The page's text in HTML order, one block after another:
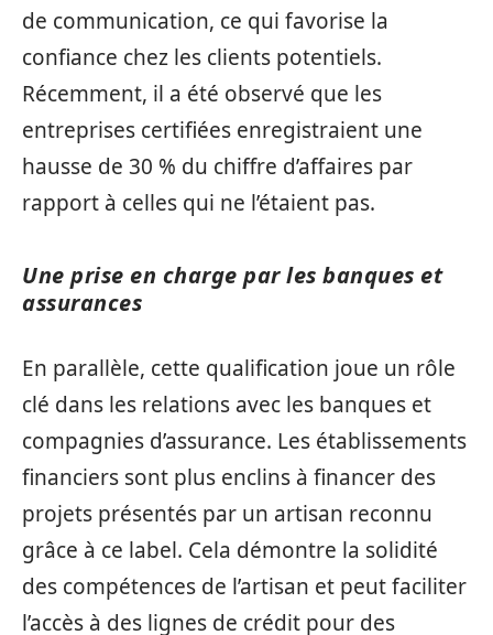
de communication, ce qui favorise la
confiance chez les clients potentiels.
Récemment, il a été observé que les
entreprises certifiées enregistraient une
hausse de 30 % du chiffre d’affaires par
rapport à celles qui ne l’étaient pas.
Une prise en charge par les banques et
assurances
En parallèle, cette qualification joue un rôle
clé dans les relations avec les banques et
compagnies d’assurance. Les établissements
financiers sont plus enclins à financer des
projets présentés par un artisan reconnu
grâce à ce label. Cela démontre la solidité
des compétences de l’artisan et peut faciliter
l’accès à des lignes de crédit pour des